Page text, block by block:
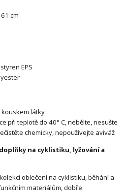
cm
EPS
látky
při teplotě do 40° C, nebělte, nesušte
chemicky, nepoužívejte aviváž
na cyklistiku, lyžování a
oblečení na cyklistiku, běhání a
materiálům, dobře